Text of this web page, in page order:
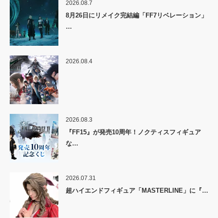
2026.08.7
8月26日にリメイク完結編「FF7リベレーション」
…
2026.08.4
2026.08.3
『FF15』が発売10周年！ノクティスフィギュア
な…
2026.07.31
超ハイエンドフィギュア「MASTERLINE」に『…